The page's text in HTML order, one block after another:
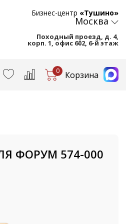
Бизнес-центр «Тушино»
Москва
Походный проезд, д. 4,
корп. 1, офис 602, 6-й этаж
0 Корзина
ФОРУМ 574-000